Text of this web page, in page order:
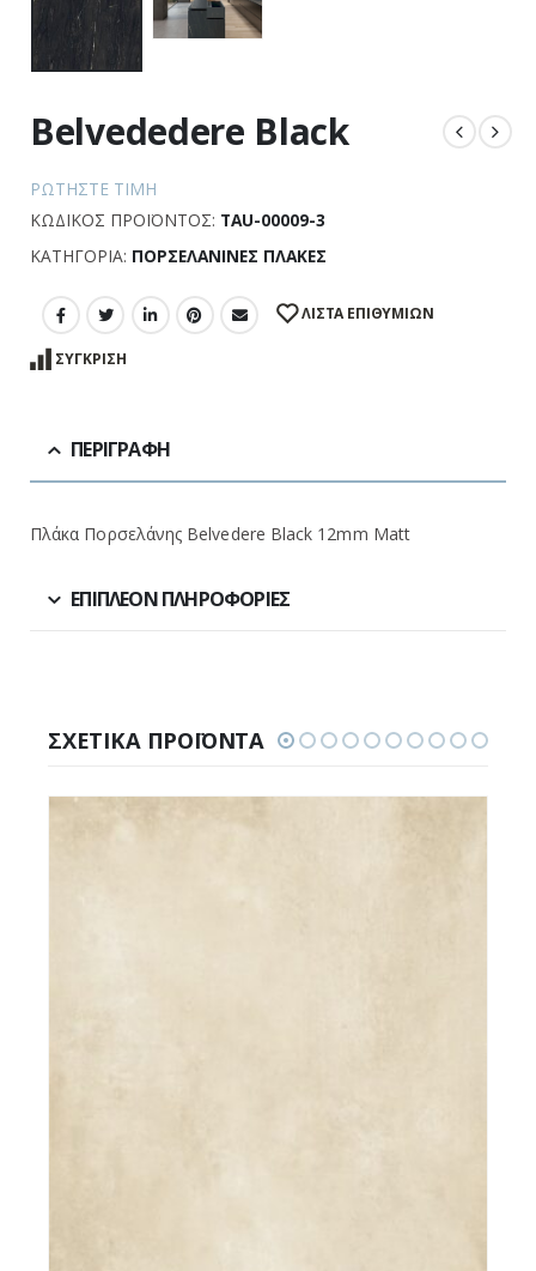
Belvededere Black
ΡΩΤΉΣΤΕ ΤΙΜΉ
ΚΩΔΙΚΌΣ ΠΡΟΪΌΝΤΟΣ: TAU-00009-3
ΚΑΤΗΓΟΡΊΑ: ΠΟΡΣΕΛΆΝΙΝΕΣ ΠΛΆΚΕΣ
ΛΊΣΤΑ ΕΠΙΘΥΜΙΏΝ
ΣΎΓΚΡΙΣΗ
ΠΕΡΙΓΡΑΦΉ
Πλάκα Πορσελάνης Belvedere Black 12mm Matt
ΕΠΙΠΛΈΟΝ ΠΛΗΡΟΦΟΡΊΕΣ
ΣΧΕΤΙΚΆ ΠΡΟΪΌΝΤΑ